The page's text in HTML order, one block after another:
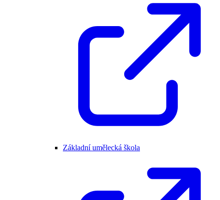
Základní umělecká škola